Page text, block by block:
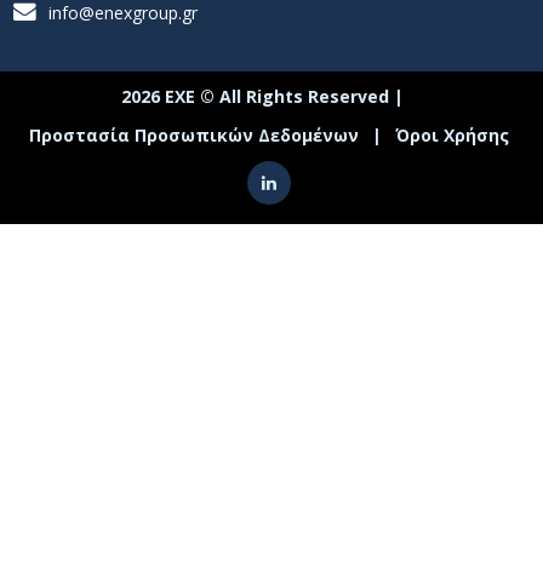
info@enexgroup.gr
2026 ΕΧΕ © All Rights Reserved |
Προστασία Προσωπικών Δεδομένων
| Όροι Χρήσης